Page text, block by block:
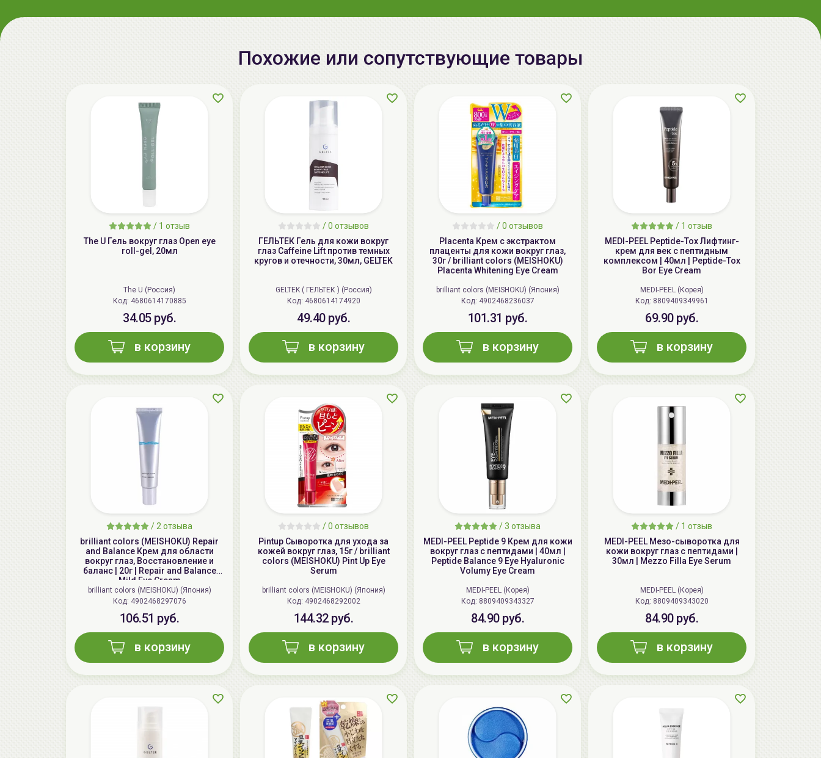
aкция
AiliCode Восстанавливающий крем-
пилинг для лица, 50мл
24.90 руб.
49.95 руб. -50%
AiliCode Гель-масло для душа Сочная
-21%
aкция
-21%
Похожие или сопутствующие товары
/ 1 отзыв
The U Гель вокруг глаз Open eye
roll-gel, 20мл
The U (Россия)
Код: 4680614170885
34.05 руб.
в корзину
/0 отзывов
ГЕЛЬТЕК Гель для кожи вокруг
глаз Caffeine Lift против темных
кругов и отечности, 30мл, GELTEK
GELTEK ( ГЕЛЬТЕК ) (Россия)
Код: 4680614174920
49.40 руб.
в корзину
/0 отзывов
Placenta Крем с экстрактом
плаценты для кожи вокруг глаз,
30г / brilliant colors (MEISHOKU)
Placenta Whitening Eye Cream
brilliant colors (MEISHOKU) (Япония)
Код: 4902468236037
101.31 руб.
в корзину
/ 1 отзыв
MEDI-PEEL Peptide-Tox Лифтинг-
крем для век с пептидным
комплексом | 40мл | Peptide-Tox
Bor Eye Cream
MEDI-PEEL (Корея)
Код: 8809409349961
69.90 руб.
в корзину
/ 2 отзыва
brilliant colors (MEISHOKU) Repair
and Balance Крем для области
вокруг глаз, Восстановление и
баланс | 20г | Repair and Balance
Mild Eye Cream
brilliant colors (MEISHOKU) (Япония)
Код: 4902468297076
106.51 руб.
в корзину
/0 отзывов
Pintup Сыворотка для ухода за
кожей вокруг глаз, 15г / brilliant
colors (MEISHOKU) Pint Up Eye
Serum
brilliant colors (MEISHOKU) (Япония)
Код: 4902468292002
144.32 руб.
в корзину
/3 отзыва
MEDI-PEEL Peptide 9 Крем для кожи
вокруг глаз с пептидами | 40мл |
Peptide Balance 9 Eye Hyaluronic
Volumy Eye Cream
MEDI-PEEL (Корея)
Код: 8809409343327
84.90 руб.
в корзину
/ 1 отзыв
MEDI-PEEL Мезо-сыворотка для
кожи вокруг глаз с пептидами |
30мл | Mezzo Filla Eye Serum
MEDI-PEEL (Корея)
Код: 8809409343020
84.90 руб.
в корзину